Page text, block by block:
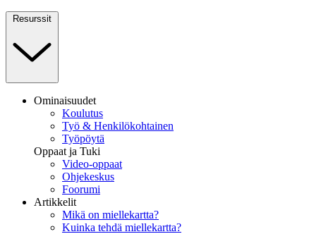
Resurssit
Ominaisuudet
Koulutus
Työ & Henkilökohtainen
Työpöytä
Oppaat ja Tuki
Video-oppaat
Ohjekeskus
Foorumi
Artikkelit
Mikä on miellekartta?
Kuinka tehdä miellekartta?